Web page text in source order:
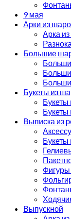
9 мая
Арки из
Арка
Большие
Букеты из
Выписка из
Букеты
Фигуры
Выпускной